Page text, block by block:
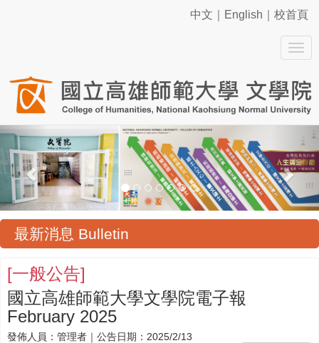
中文 English 校首頁
Previous
最新消息 Bulletin
[一般公告]
國立高雄師範大學文學院電子報
February 2025
發佈人員： 管理者 ｜公告日期： 2025/2/13